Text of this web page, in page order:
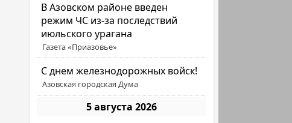
В Азовском районе введен
режим ЧС из-за последствий
июльского урагана
Газета «Приазовье»
С днем железнодорожных войск!
Азовская городская Дума
5 августа 2026